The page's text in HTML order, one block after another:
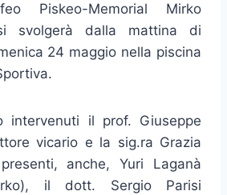
Piskeo-Memorial Mirko
svolgerà dalla mattina di
24 maggio nella piscina
intervenuti il prof. Giuseppe
vicario e la sig.ra Grazia
anche, Yuri Laganà
il dott. Sergio Parisi